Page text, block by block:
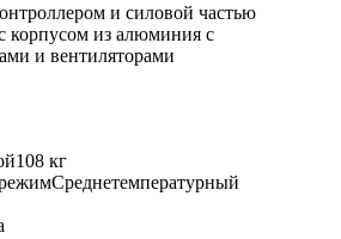
и силовой частью
корпусом из алюминия с
и вентиляторами
108 кг
Среднетемпературный